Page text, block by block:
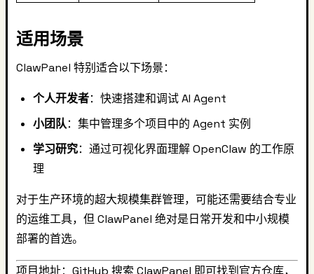
适用场景
ClawPanel 特别适合以下场景：
个人开发者：快速搭建和调试 AI Agent
小团队：集中管理多个项目中的 Agent 实例
学习研究：通过可视化界面理解 OpenClaw 的工作原
理
对于生产环境的超大规模集群管理，可能还需要结合专业
的运维工具，但 ClawPanel 绝对是日常开发和中小规模
部署的首选。
项目地址：GitHub 搜索 ClawPanel 即可找到官方仓库，